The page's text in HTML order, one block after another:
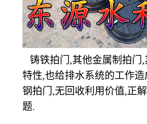
铸铁拍门,其他金属制拍门
特性,也给排水系统的工作
钢拍门,无回收利用价值,正
题.